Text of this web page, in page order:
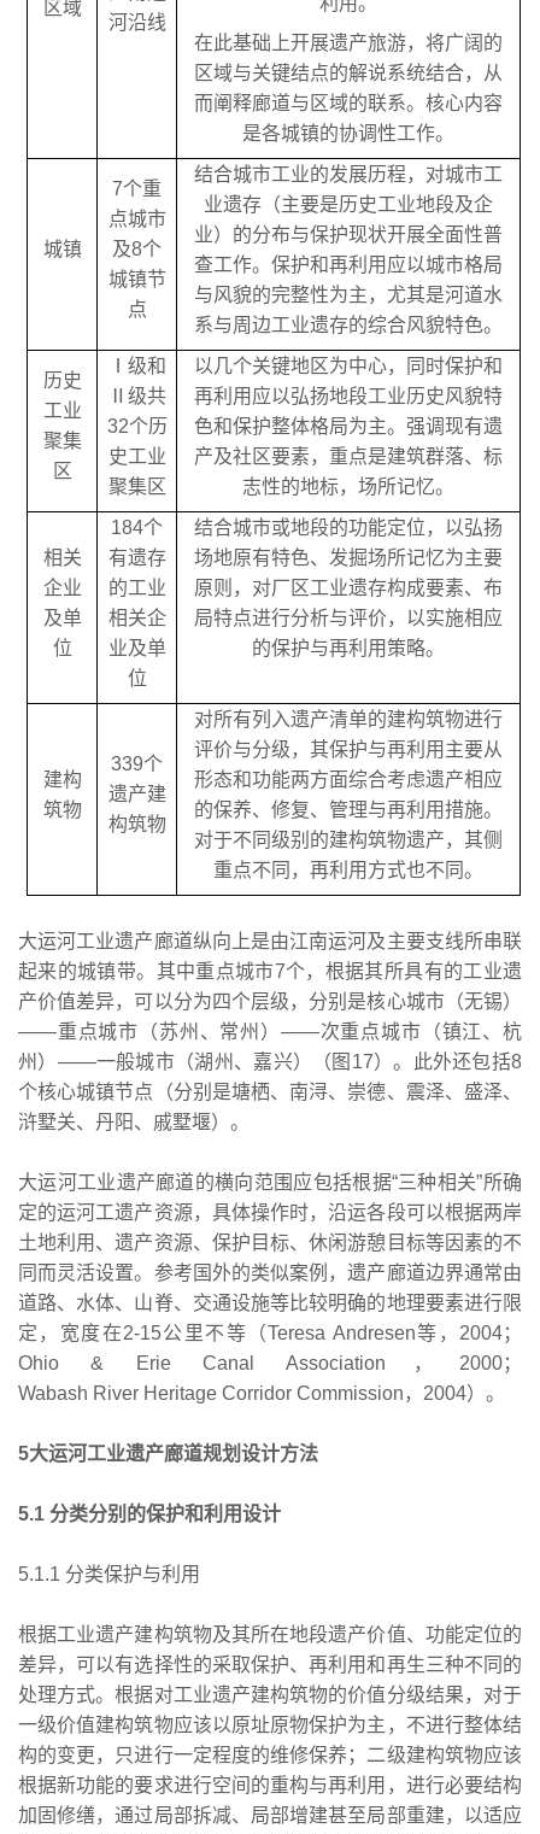
区域
河沿线
在此基础上开展遗产旅游，将广阔的
区域与关键结点的解说系统结合，从
而阐释廊道与区域的联系。核心内容
是各城镇的协调性工作。
城镇
7个重
点城市
及8个
城镇节
点
结合城市工业的发展历程，对城市工
业遗存（主要是历史工业地段及企
业）的分布与保护现状开展全面性普
查工作。保护和再利用应以城市格局
与风貌的完整性为主，尤其是河道水
系与周边工业遗存的综合风貌特色。
历史
工业
聚集
区
Ⅰ级和
Ⅱ级共
32个历
史工业
聚集区
以几个关键地区为中心，同时保护和
再利用应以弘扬地段工业历史风貌特
色和保护整体格局为主。强调现有遗
产及社区要素，重点是建筑群落、标
志性的地标，场所记忆。
相关
企业
及单
位
184个
有遗存
的工业
相关企
业及单
位
结合城市或地段的功能定位，以弘扬
场地原有特色、发掘场所记忆为主要
原则，对厂区工业遗存构成要素、布
局特点进行分析与评价，以实施相应
的保护与再利用策略。
建构
筑物
339个
遗产建
构筑物
对所有列入遗产清单的建构筑物进行
评价与分级，其保护与再利用主要从
形态和功能两方面综合考虑遗产相应
的保养、修复、管理与再利用措施。
对于不同级别的建构筑物遗产，其侧
重点不同，再利用方式也不同。
大运河工业遗产廊道纵向上是由江南运河及主要支线所串联
起来的城镇带。其中重点城市7个，根据其所具有的工业遗
产价值差异，可以分为四个层级，分别是核心城市（无锡）
——重点城市（苏州、常州）——次重点城市（镇江、杭
州）——一般城市（湖州、嘉兴）（图17）。此外还包括8
个核心城镇节点（分别是塘栖、南浔、崇德、震泽、盛泽、
浒墅关、丹阳、戚墅堰）。
大运河工业遗产廊道的横向范围应包括根据“三种相关”所确
定的运河工遗产资源，具体操作时，沿运各段可以根据两岸
土地利用、遗产资源、保护目标、休闲游憩目标等因素的不
同而灵活设置。参考国外的类似案例，遗产廊道边界通常由
道路、水体、山脊、交通设施等比较明确的地理要素进行限
定，宽度在2-15公里不等（Teresa Andresen等，2004；
Ohio & Erie Canal Association，2000；
Wabash River Heritage Corridor Commission，2004）。
5大运河工业遗产廊道规划设计方法
5.1 分类分别的保护和利用设计
5.1.1 分类保护与利用
根据工业遗产建构筑物及其所在地段遗产价值、功能定位的
差异，可以有选择性的采取保护、再利用和再生三种不同的
处理方式。根据对工业遗产建构筑物的价值分级结果，对于
一级价值建构筑物应该以原址原物保护为主，不进行整体结
构的变更，只进行一定程度的维修保养；二级建构筑物应该
根据新功能的要求进行空间的重构与再利用，进行必要结构
加固修缮，通过局部拆减、局部增建甚至局部重建，以适应